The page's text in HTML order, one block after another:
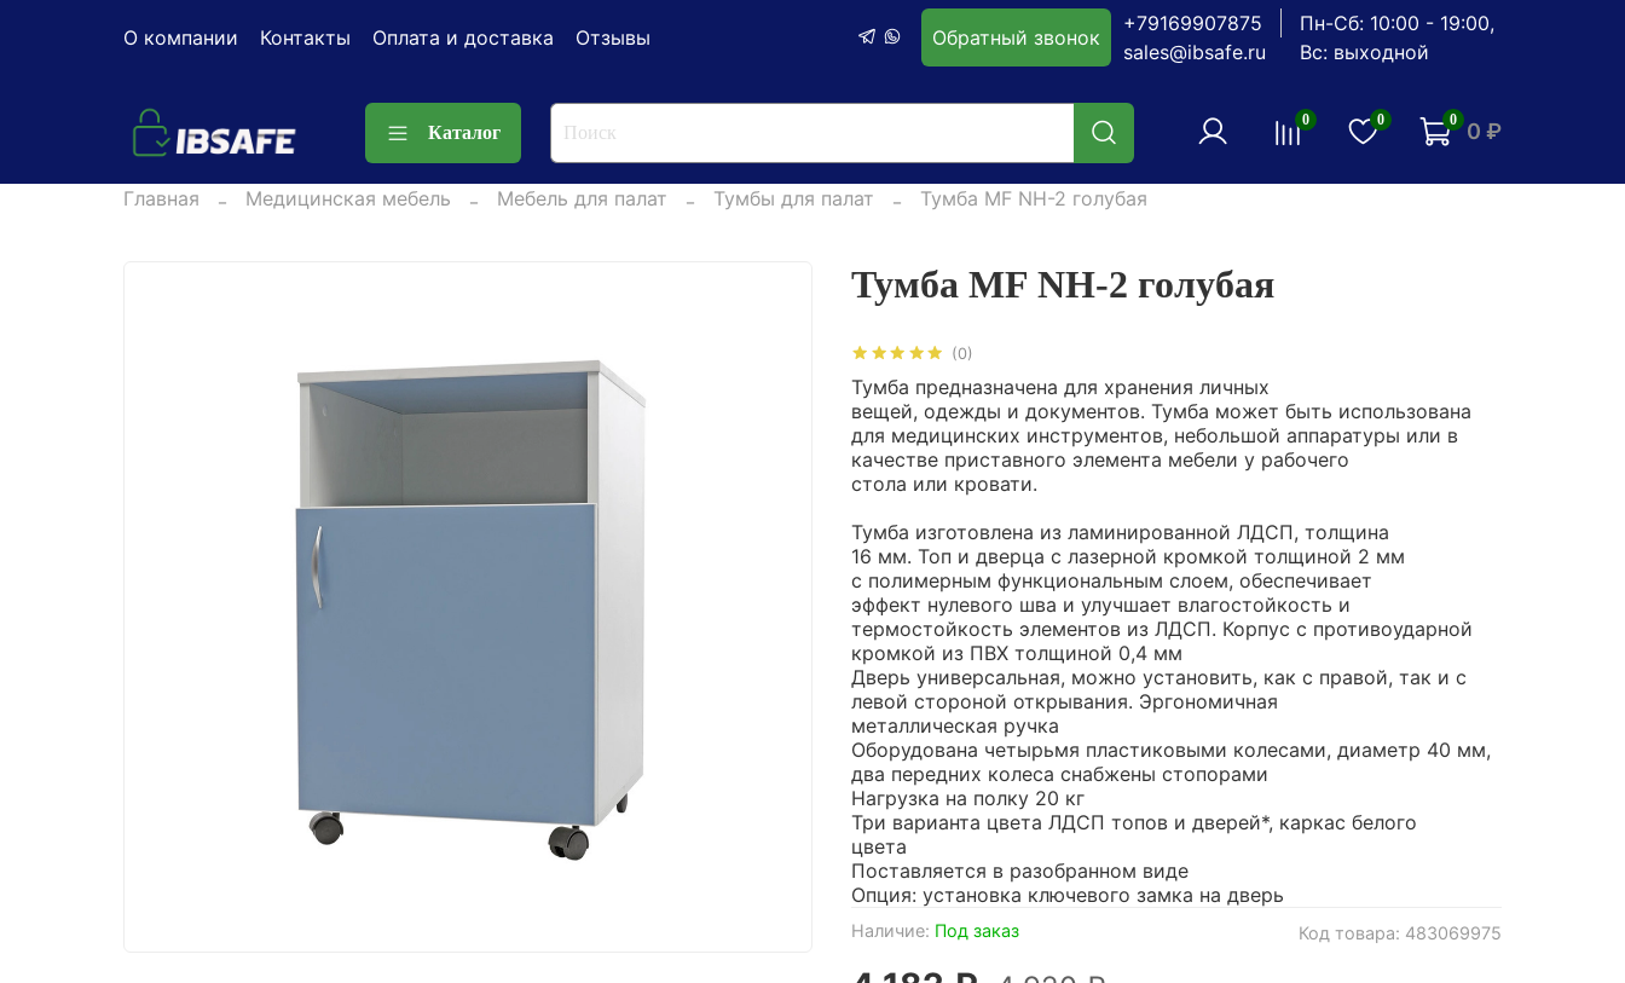
О компании Контакты Оплата и доставка Отзывы Обратный звонок
+79169907875
sales@ibsafe.ru
Пн-Сб: 10:00 - 19:00,
Вс: выходной
Каталог
0 0 0 0 ₽
Главная Медицинская мебель Мебель для палат Тумбы для палат Тумба MF NH-2 голубая
(0)
Код товара: 483069975
Наличие: Под заказ
Тумба MF NH-2 голубая
Тумба предназначена для хранения личных
вещей, одежды и документов. Тумба может быть использована
для медицинских инструментов, небольшой аппаратуры или в
качестве приставного элемента мебели у рабочего
стола или кровати.
Тумба изготовлена из ламинированной ЛДСП, толщина
16 мм. Топ и дверца с лазерной кромкой толщиной 2 мм
с полимерным функциональным слоем, обеспечивает
эффект нулевого шва и улучшает влагостойкость и
термостойкость элементов из ЛДСП. Корпус с противоударной
кромкой из ПВХ толщиной 0,4 мм
Дверь универсальная, можно установить, как с правой, так и с
левой стороной открывания. Эргономичная
металлическая ручка
Оборудована четырьмя пластиковыми колесами, диаметр 40 мм,
два передних колеса снабжены стопорами
Нагрузка на полку 20 кг
Три варианта цвета ЛДСП топов и дверей*, каркас белого
цвета
Поставляется в разобранном виде
Опция: установка ключевого замка на дверь